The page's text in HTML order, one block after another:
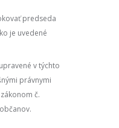
predseda
je uvedené
v týchto
právnymi
č.